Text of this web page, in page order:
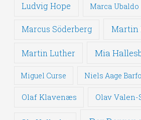
Ludvig Hope Marca Ubaldo
Marcus Söderberg Martin
Martin Luther Mia
Miguel Curse Niels Aage
Olaf Klavenæs Olav